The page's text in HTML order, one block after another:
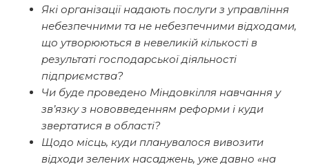
Які організації надають послуги з управління
небезпечними та не небезпечними відходами,
що утворюються в невеликій кількості в
результаті господарської діяльності
підприємства?
Чи буде проведено Міндовкілля навчання у
зв’язку з нововведенням реформи і куди
звертатися в області?
Щодо місць, куди планувалося вивозити
відходи зелених насаджень, уже давно «на